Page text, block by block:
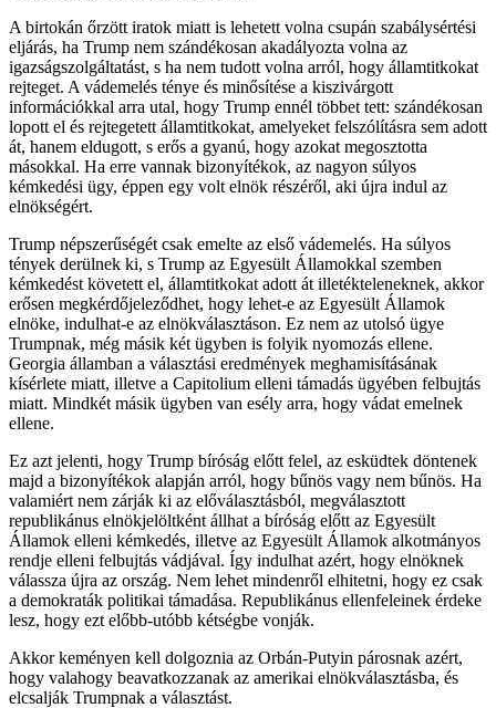
A birtokán őrzött iratok miatt is lehetett volna csupán szabálysértési
eljárás, ha Trump nem szándékosan akadályozta volna az
igazságszolgáltatást, s ha nem tudott volna arról, hogy államtitkokat
rejteget. A vádemelés ténye és minősítése a kiszivárgott
információkkal arra utal, hogy Trump ennél többet tett: szándékosan
lopott el és rejtegetett államtitkokat, amelyeket felszólításra sem adott
át, hanem eldugott, s erős a gyanú, hogy azokat megosztotta
másokkal. Ha erre vannak bizonyítékok, az nagyon súlyos
kémkedési ügy, éppen egy volt elnök részéről, aki újra indul az
elnökségért.
Trump népszerűségét csak emelte az első vádemelés. Ha súlyos
tények derülnek ki, s Trump az Egyesült Államokkal szemben
kémkedést követett el, államtitkokat adott át illetékteleneknek, akkor
erősen megkérdőjeleződhet, hogy lehet-e az Egyesült Államok
elnöke, indulhat-e az elnökválasztáson. Ez nem az utolsó ügye
Trumpnak, még másik két ügyben is folyik nyomozás ellene.
Georgia államban a választási eredmények meghamisításának
kísérlete miatt, illetve a Capitolium elleni támadás ügyében felbujtás
miatt. Mindkét másik ügyben van esély arra, hogy vádat emelnek
ellene.
Ez azt jelenti, hogy Trump bíróság előtt felel, az esküdtek döntenek
majd a bizonyítékok alapján arról, hogy bűnös vagy nem bűnös. Ha
valamiért nem zárják ki az előválasztásból, megválasztott
republikánus elnökjelöltként állhat a bíróság előtt az Egyesült
Államok elleni kémkedés, illetve az Egyesült Államok alkotmányos
rendje elleni felbujtás vádjával. Így indulhat azért, hogy elnöknek
válassza újra az ország. Nem lehet mindenről elhitetni, hogy ez csak
a demokraták politikai támadása. Republikánus ellenfeleinek érdeke
lesz, hogy ezt előbb-utóbb kétségbe vonják.
Akkor keményen kell dolgoznia az Orbán-Putyin párosnak azért,
hogy valahogy beavatkozzanak az amerikai elnökválasztásba, és
elcsalják Trumpnak a választást.